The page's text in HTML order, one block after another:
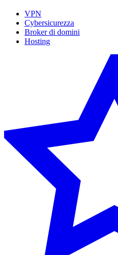
VPN
Cybersicurezza
Broker di domini
Hosting